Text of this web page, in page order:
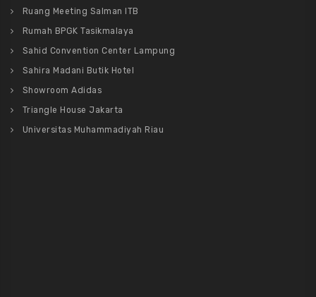
Ruang Meeting Salman ITB
Rumah BPGK Tasikmalaya
Sahid Convention Center Lampung
Sahira Madani Butik Hotel
Showroom Adidas
Triangle House Jakarta
Universitas Muhammadiyah Riau